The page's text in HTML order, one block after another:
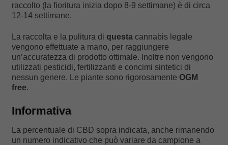
raccolto (la fioritura inizia dopo 8-9 settimane) è di circa
12-14 settimane.
La raccolta e la pulitura di questacannabis legale
vengono effettuate a mano, per raggiungere
un’accuratezza di prodotto ottimale. Inoltre non vengono
utilizzati pesticidi, fertilizzanti e concimi sintetici di
nessun genere. Le piante sono rigorosamente OGM
free.
Informativa
La percentuale di CBD sopra indicata, anche rimanendo
un numero indicativo che può variare da campione a